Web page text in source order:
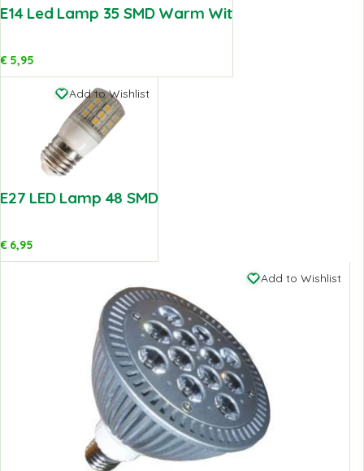
E14 Led Lamp 35 SMD Warm Wit
€5,95
Add to Wishlist
E27 LED Lamp 48 SMD
€6,95
Add to Wishlist